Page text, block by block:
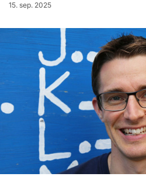
15. sep. 2025